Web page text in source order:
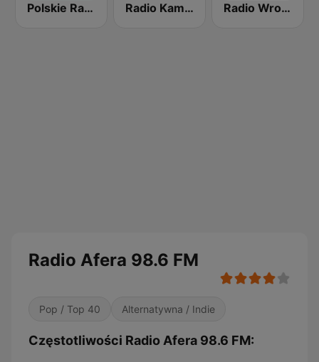
Polskie Radio Program III (PR3) Trójka Radio Kampus 97.1 Radio Wroclaw 102.3
Radio Afera 98.6 FM
Pop / Top 40 Alternatywna / Indie
Częstotliwości Radio Afera 98.6 FM: